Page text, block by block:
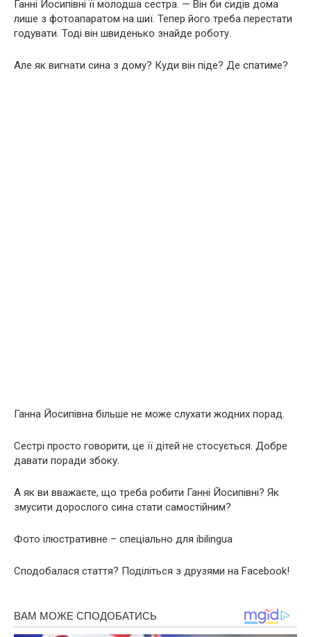
Ганні Йосипівні її молодша сестра. — Він би сидів дома
лише з фотоапаратом на шиї. Тепер його треба перестати
годувати. Тоді він швиденько знайде роботу.
Але як вигнати сина з дому? Куди він піде? Де спатиме?
Ганна Йосипівна більше не може слухати жодних порад.
Сестрі просто говорити, це її дітей не стосується. Добре
давати поради збоку.
А як ви вважаєте, що треба робити Ганні Йосипівні? Як
змусити дорослого сина стати самостійним?
Фото ілюстративне – спеціально для ibilingua
Сподобалася стаття? Поділіться з друзями на Facebook!